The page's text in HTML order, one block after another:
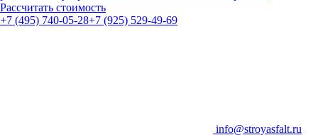
Рассчитать стоимость
+7 (495) 740-05-28+7 (925) 529-49-69
info@stroyasfalt.ru